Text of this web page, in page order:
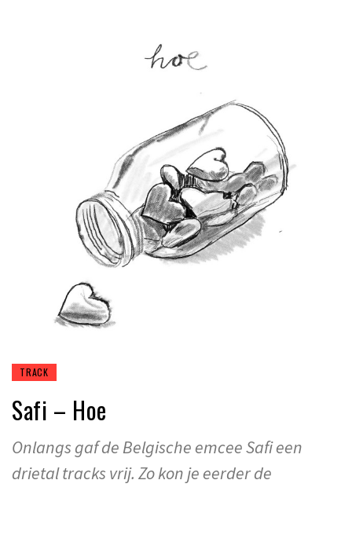
TRACK
Safi – Hoe
Onlangs gaf de Belgische emcee Safi een
drietal tracks vrij. Zo kon je eerder de